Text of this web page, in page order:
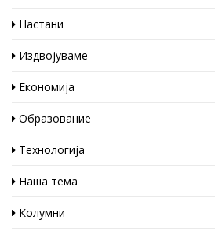
Настани
Издвојуваме
Економија
Образование
Технологија
Наша тема
Колумни